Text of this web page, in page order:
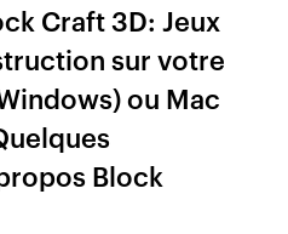
Craft 3D: Jeux
sur votre
ou Mac
Block